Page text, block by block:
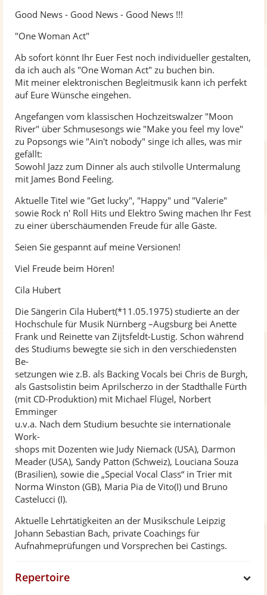
Good News - Good News - Good News !!!
"One Woman Act"
Ab sofort könnt Ihr Euer Fest noch individueller gestalten,
da ich auch als "One Woman Act" zu buchen bin.
Mit meiner elektronischen Begleitmusik kann ich perfekt
auf Eure Wünsche eingehen.
Angefangen vom klassischen Hochzeitswalzer "Moon
River" über Schmusesongs wie "Make you feel my love"
zu Popsongs wie "Ain't nobody" singe ich alles, was mir
gefällt:
Sowohl Jazz zum Dinner als auch stilvolle Untermalung
mit James Bond Feeling.
Aktuelle Titel wie "Get lucky", "Happy" und "Valerie"
sowie Rock n' Roll Hits und Elektro Swing machen Ihr Fest
zu einer überschäumenden Freude für alle Gäste.
Seien Sie gespannt auf meine Versionen!
Viel Freude beim Hören!
Cila Hubert
Die Sängerin Cila Hubert(*11.05.1975) studierte an der
Hochschule für Musik Nürnberg –Augsburg bei Anette
Frank und Reinette van Zijtsfeldt-Lustig. Schon während
des Studiums bewegte sie sich in den verschiedensten
Be-
setzungen wie z.B. als Backing Vocals bei Chris de Burgh,
als Gastsolistin beim Aprilscherzo in der Stadthalle Fürth
(mit CD-Produktion) mit Michael Flügel, Norbert
Emminger
u.v.a. Nach dem Studium besuchte sie internationale
Work-
shops mit Dozenten wie Judy Niemack (USA), Darmon
Meader (USA), Sandy Patton (Schweiz), Louciana Souza
(Brasilien), sowie die „Special Vocal Class“ in Trier mit
Norma Winston (GB), Maria Pia de Vito(I) und Bruno
Castelucci (I).
Aktuelle Lehrtätigkeiten an der Musikschule Leipzig
Johann Sebastian Bach, private Coachings für
Aufnahmeprüfungen und Vorsprechen bei Castings.
Repertoire